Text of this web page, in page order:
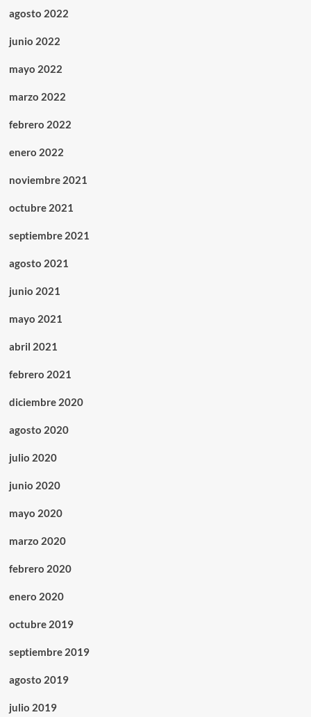
agosto 2022
junio 2022
mayo 2022
marzo 2022
febrero 2022
enero 2022
noviembre 2021
octubre 2021
septiembre 2021
agosto 2021
junio 2021
mayo 2021
abril 2021
febrero 2021
diciembre 2020
agosto 2020
julio 2020
junio 2020
mayo 2020
marzo 2020
febrero 2020
enero 2020
octubre 2019
septiembre 2019
agosto 2019
julio 2019